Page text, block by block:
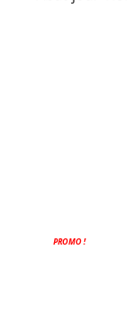
PROMO !